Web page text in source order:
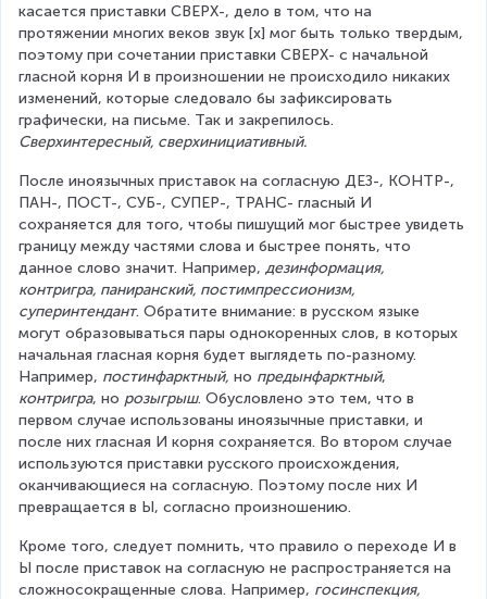
касается приставки СВЕРХ-, дело в том, что на
протяжении многих веков звук [х] мог быть только твердым,
поэтому при сочетании приставки СВЕРХ- с начальной
гласной корня И в произношении не происходило никаких
изменений, которые следовало бы зафиксировать
графически, на письме. Так и закрепилось.
Сверхинтересный, сверхинициативный.
После иноязычных приставок на согласную ДЕЗ-, КОНТР-,
ПАН-, ПОСТ-, СУБ-, СУПЕР-, ТРАНС- гласный И
сохраняется для того, чтобы пишущий мог быстрее увидеть
границу между частями слова и быстрее понять, что
данное слово значит. Например, дезинформация,
контригра, паниранский, постимпрессионизм,
суперинтендант. Обратите внимание: в русском языке
могут образовываться пары однокоренных слов, в которых
начальная гласная корня будет выглядеть по-разному.
Например, постинфарктный, но предынфарктный,
контригра, но розыгрыш. Обусловлено это тем, что в
первом случае использованы иноязычные приставки, и
после них гласная И корня сохраняется. Во втором случае
используются приставки русского происхождения,
оканчивающиеся на согласную. Поэтому после них И
превращается в Ы, согласно произношению.
Кроме того, следует помнить, что правило о переходе И в
Ы после приставок на согласную не распространяется на
сложносокращенные слова. Например, госинспекция,